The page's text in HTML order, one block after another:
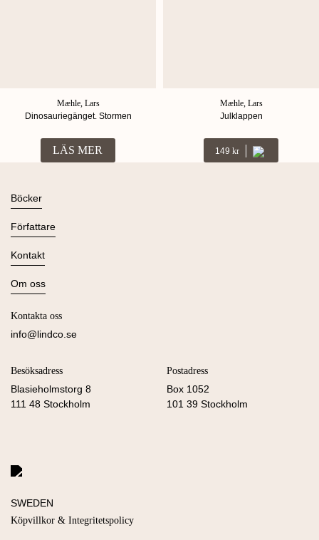
Mæhle, Lars
Dinosauriegänget. Stormen
LÄS MER
Mæhle, Lars
Julklappen
149 Kr
Kontakta oss
info@lindco.se
Postadress
Box 1052
101 39 Stockholm
Besöksadress
Blasieholmstorg 8
111 48 Stockholm
Böcker
Alla böcker
Ljudböcker
Nyheter
Författare
Se alla
Kontakt
Kontakta oss
Press
Kataloger
Manus
Om oss
Köpvillkor & Integritetspolicy